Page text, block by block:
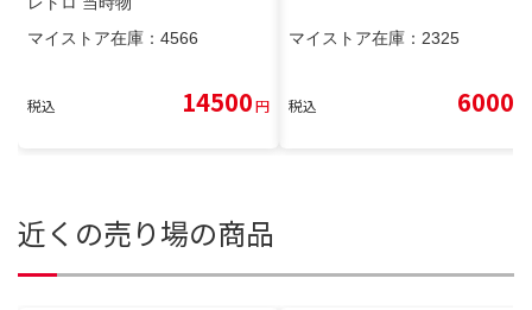
マイストア在庫： 4566
税込 14500円
マイストア在庫： 2325
税込 6000
近くの売り場の商品